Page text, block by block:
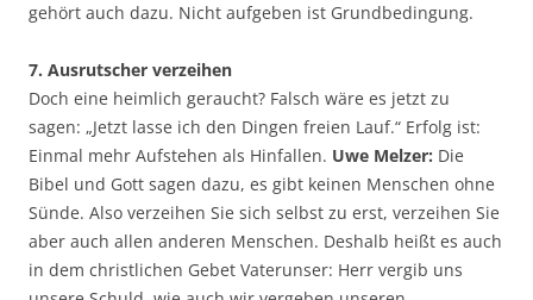
gehört auch dazu. Nicht aufgeben ist Grundbedingung.
7. Ausrutscher verzeihen
Doch eine heimlich geraucht? Falsch wäre es jetzt zu
sagen: „Jetzt lasse ich den Dingen freien Lauf.“ Erfolg ist:
Einmal mehr Aufstehen als Hinfallen. Uwe Melzer: Die
Bibel und Gott sagen dazu, es gibt keinen Menschen ohne
Sünde. Also verzeihen Sie sich selbst zu erst, verzeihen Sie
aber auch allen anderen Menschen. Deshalb heißt es auch
in dem christlichen Gebet Vaterunser: Herr vergib uns